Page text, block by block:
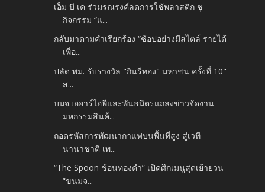
เอ็ม บี เค ร่วมรณรงค์ลดการใช้พลาสติก ชู
กิจกรรม “แ...
กลับมาตามคำเรียกร้อง “ช้อปอย่างมีสไตล์ รายได้
เพื่อ...
ปลัด พม. รับรางวัล "กินรีทอง" มหาชน ครั้งที่ 10"
ส...
บมจ.เออาร์ไอพีและพันธมิตรแถลงข่าวจัดงาน
มหกรรมสินค้...
ถอดรหัสการพัฒนากาแฟบนพื้นที่สูง สู่เวที
นานาชาติ เพ...
“The Spoon ช้อนทองคำ” เปิดศึกเมนูสุดเย้ายวน
“ขนมจ...